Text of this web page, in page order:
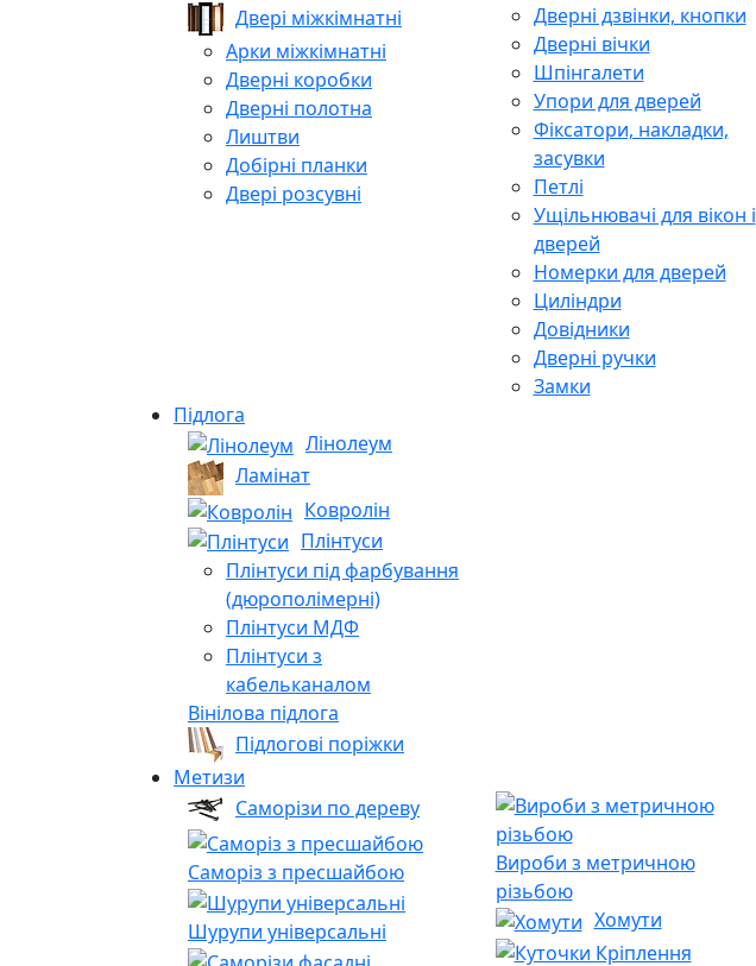
Двері міжкімнатні
Арки міжкімнатні
Дверні коробки
Дверні полотна
Лиштви
Добірні планки
Двері розсувні
Дверні дзвінки, кнопки
Дверні вічки
Шпінгалети
Упори для дверей
Фіксатори, накладки,
засувки
Петлі
Ущільнювачі для вікон і
дверей
Номерки для дверей
Циліндри
Довідники
Дверні ручки
Замки
Підлога
Лінолеум
Ламінат
Ковролін
Плінтуси
Плінтуси під фарбування
(дюрополімерні)
Плінтуси МДФ
Плінтуси з
кабельканалом
Вінілова підлога
Підлогові поріжки
Метизи
Саморізи по дереву
Саморіз з пресшайбою
Шурупи універсальні
Вироби з метричною
різьбою
Хомути